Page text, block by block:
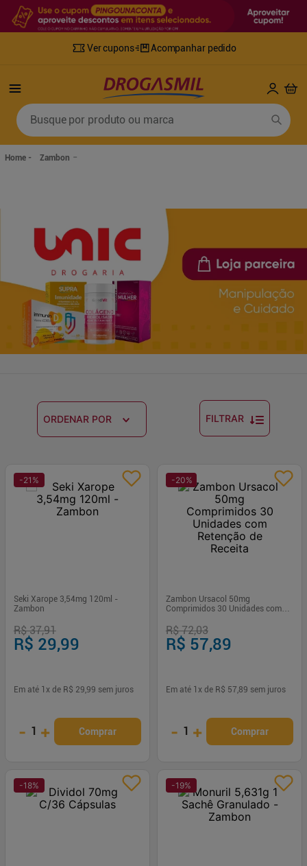
Ver cupons Acompanhar pedido
Busque por produto ou marca
Zambon
ORDENAR POR FILTRAR
-21 %
Seki Xarope 3,54mg 120ml -
Zambon
R$ 37,91
R$ 29,99
Em até 1 x de R$ 29,99 sem juros
- 1 + Comprar
-20%
Zambon Ursacol 50mg
Comprimidos 30 Unidades com
R$ 72,03
R$ 57,89
Em até 1 x de R$ 57,89 sem juros
- 1 + Comprar
-18% -19%
Termos mais buscados
lenco umedecido
5º mounjaro